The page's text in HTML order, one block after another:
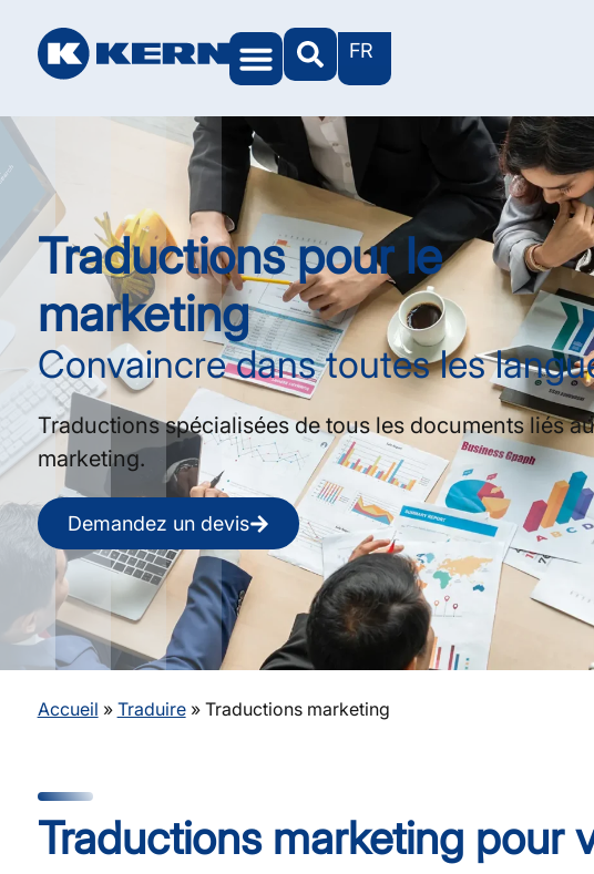
FR
Traductions pour le
marketing
Convaincre dans toutes les
Traductions spécialisées de tous les documents liés au
marketing.
Demandez un devis
Accueil » Traduire» Traductions marketing
Traductions marketing pour